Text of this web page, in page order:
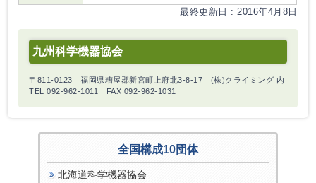
最終更新日 : 2016年4月8日
九州科学機器協会
〒811-0123 福岡県糟屋郡新宮町上府北3-8-17 (株)クライミング 内
TEL 092-962-1011 FAX 092-962-1031
全国構成10団体
北海道科学機器協会